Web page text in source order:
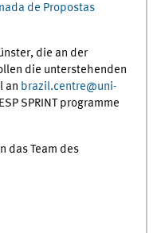
de Propostas
die an der
die unterstehenden
an brazil.centre@uni-
SPRINT programme
das Team des